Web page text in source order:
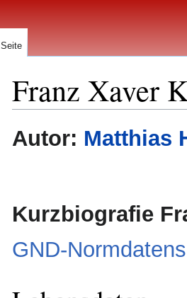
Franz Xaver
Zur
Navigation
Zur
Suche
Autor: Matthias
Kurzbiografie
GND-
Seite